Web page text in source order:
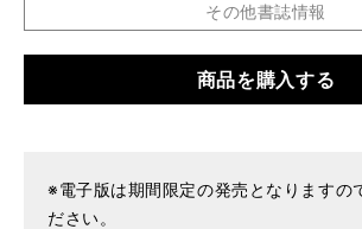
その他書誌情報
商品を購入する
※電子版は期間限定の発売となりますの
ださい。